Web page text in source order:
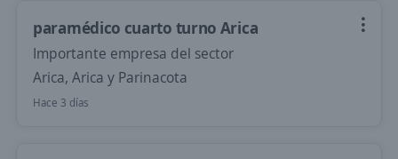
paramédico cuarto turno Arica
Importante empresa del sector
Arica, Arica y Parinacota
Hace 3 días